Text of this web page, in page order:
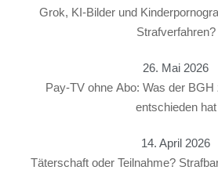
Grok, KI-Bilder und
Strafverfahren?
26. Mai 2026
Pay-TV ohne Abo: Was der
entschieden hat
14. April 2026
Täterschaft oder Teilnahme?